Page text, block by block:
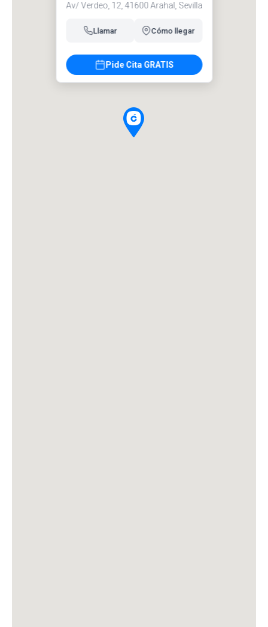
Av/ Verdeo, 12, 41600 Arahal, Sevilla
Llamar Cómo llegar
Pide Cita GRATIS